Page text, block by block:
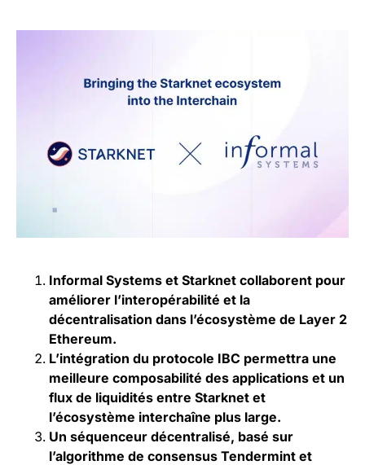
Informal Systems et Starknet collaborent pour
améliorer l’interopérabilité et la
décentralisation dans l’écosystème de Layer 2
Ethereum.
L’intégration du protocole IBC permettra une
meilleure composabilité des applications et un
flux de liquidités entre Starknet et
l’écosystème interchaîne plus large.
Un séquenceur décentralisé, basé sur
l’algorithme de consensus Tendermint et